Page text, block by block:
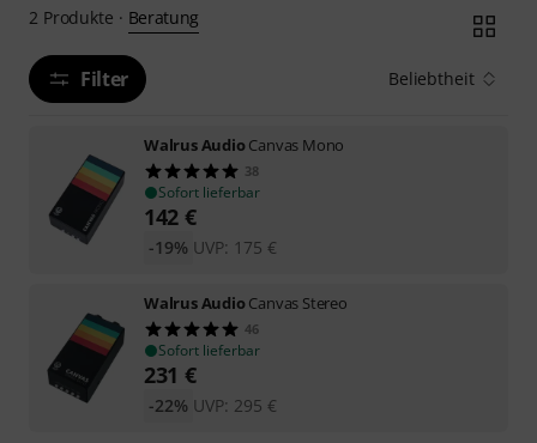
2 Produkte · Beratung
Filter Beliebtheit
Walrus AudioCanvas Mono
38
Sofort lieferbar
142 €
UVP: 175 €
-19%
Walrus AudioCanvas Stereo
46
Sofort lieferbar
231 €
UVP: 295 €
-22%